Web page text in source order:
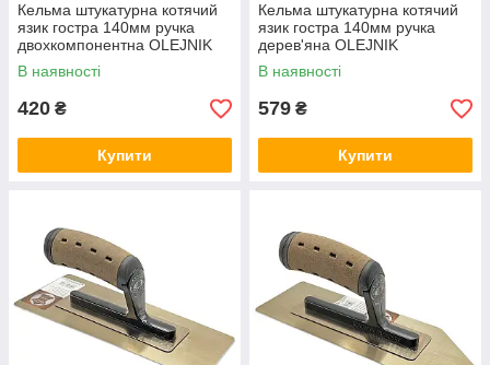
Кельма штукатурна котячий
язик гостра 140мм ручка
двохкомпонентна OLEJNIK
В наявності
420 ₴
Купити
Кельма штукатурна котячий
язик гостра 140мм ручка
дерев'яна OLEJNIK
В наявності
579 ₴
Купити